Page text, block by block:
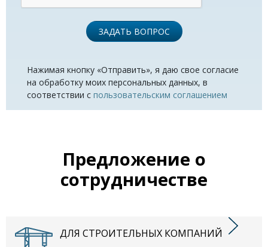
ЗАДАТЬ ВОПРОС
Нажимая кнопку «Отправить», я даю свое согласие
на обработку моих персональных данных, в
соответствии с пользовательским соглашением
Предложение о
сотрудничестве
ДЛЯ СТРОИТЕЛЬНЫХ КОМПАНИЙ